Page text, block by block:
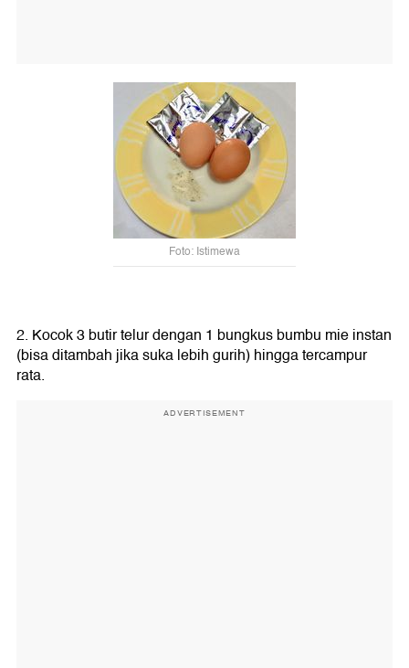
Foto: Istimewa
2. Kocok 3 butir telur dengan 1 bungkus bumbu mie instan
(bisa ditambah jika suka lebih gurih) hingga tercampur
rata.
ADVERTISEMENT